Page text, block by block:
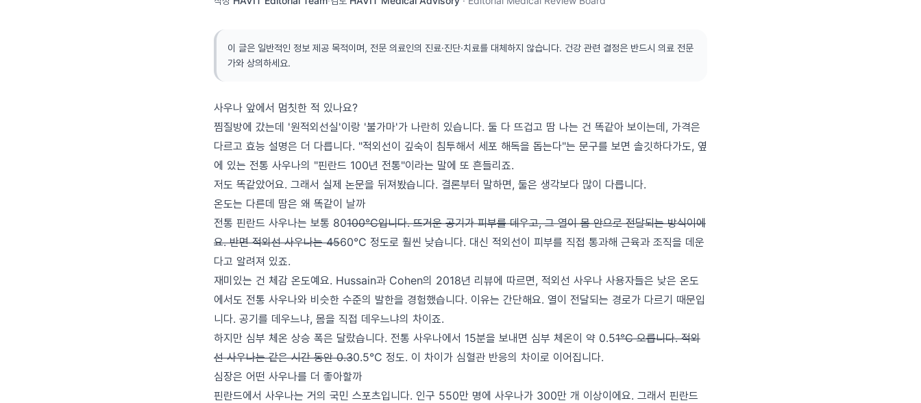
이 글은 일반적인 정보 제공 목적이며, 전문 의료인의 진료·진단·치료를 대체하지 않습니다. 건강 관련 결정은 반드시 의료 전문
가와 상의하세요.
사우나 앞에서 멈칫한 적 있나요?
찜질방에 갔는데 '원적외선실'이랑 '불가마'가 나란히 있습니다. 둘 다 뜨겁고 땀 나는 건 똑같아 보이는데, 가격은
다르고 효능 설명은 더 다릅니다. "적외선이 깊숙이 침투해서 세포 해독을 돕는다"는 문구를 보면 솔깃하다가도, 옆
에 있는 전통 사우나의 "핀란드 100년 전통"이라는 말에 또 흔들리죠.
저도 똑같았어요. 그래서 실제 논문을 뒤져봤습니다. 결론부터 말하면, 둘은 생각보다 많이 다릅니다.
온도는 다른데 땀은 왜 똑같이 날까
전통 핀란드 사우나는 보통 80100°C입니다. 뜨거운 공기가 피부를 데우고, 그 열이 몸 안으로 전달되는 방식이에
요. 반면 적외선 사우나는 4560°C 정도로 훨씬 낮습니다. 대신 적외선이 피부를 직접 통과해 근육과 조직을 데운
다고 알려져 있죠.
재미있는 건 체감 온도예요. Hussain과 Cohen의 2018년 리뷰에 따르면, 적외선 사우나 사용자들은 낮은 온도
에서도 전통 사우나와 비슷한 수준의 발한을 경험했습니다. 이유는 간단해요. 열이 전달되는 경로가 다르기 때문입
니다. 공기를 데우느냐, 몸을 직접 데우느냐의 차이죠.
하지만 심부 체온 상승 폭은 달랐습니다. 전통 사우나에서 15분을 보내면 심부 체온이 약 0.51°C 오릅니다. 적외
선 사우나는 같은 시간 동안 0.30.5°C 정도. 이 차이가 심혈관 반응의 차이로 이어집니다.
심장은 어떤 사우나를 더 좋아할까
핀란드에서 사우나는 거의 국민 스포츠입니다. 인구 550만 명에 사우나가 300만 개 이상이에요. 그래서 핀란드